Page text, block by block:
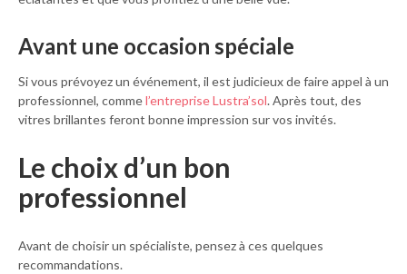
Avant une occasion spéciale
Si vous prévoyez un événement, il est judicieux de faire appel à un
professionnel, commel’entreprise Lustra’sol. Après tout, des
vitres brillantes feront bonne impression sur vos invités.
Le choix d’un bon
professionnel
Avant de choisir un spécialiste, pensez à ces quelques
recommandations.